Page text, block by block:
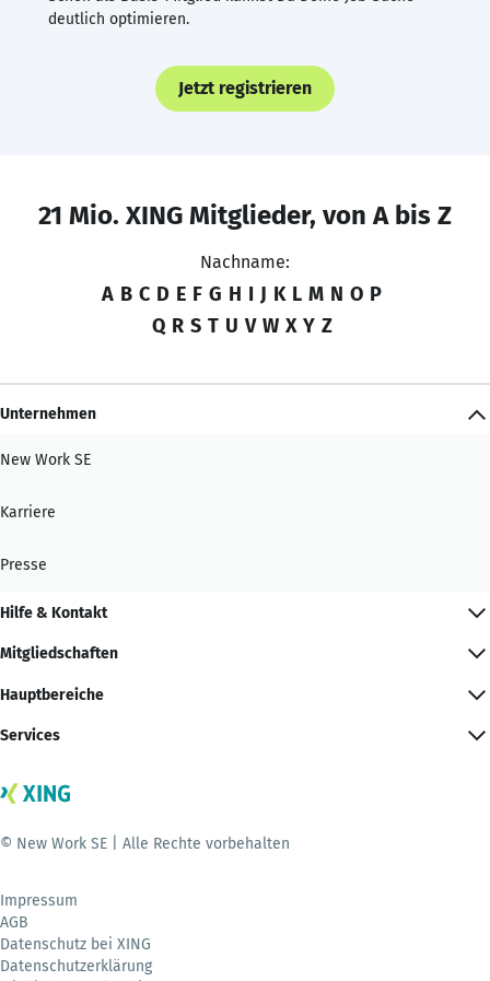
deutlich optimieren.
Jetzt registrieren
21 Mio. XING Mitglieder, von A bis Z
Nachname:
A B C D E F G H I J K L M N O P
Q R S T U V W X Y Z
Unternehmen
New Work SE
Karriere
Presse
Hilfe & Kontakt
Mitgliedschaften
Hauptbereiche
Services
© New Work SE | Alle Rechte vorbehalten
Impressum
AGB
Datenschutz bei XING
Datenschutzerklärung